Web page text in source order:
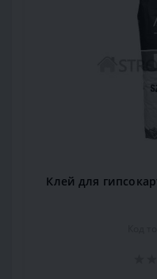
Клей для